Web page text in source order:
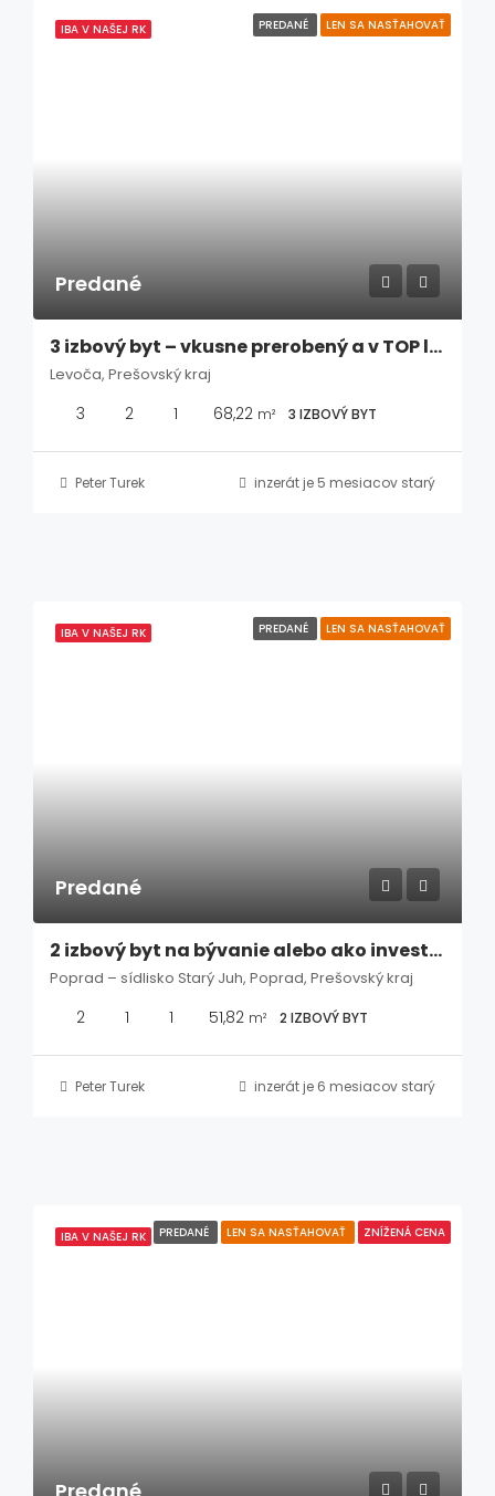
IBA V NAŠEJ RK PREDANÉ LEN SA NASŤAHOVAŤ
Predané
3 izbový byt – vkusne prerobený a v TOP lokalite blízko centra Levoče
Levoča, Prešovský kraj
3 2 1 68,22 m² 3 IZBOVÝ BYT
Peter Turek inzerát je 5 mesiacov starý
IBA V NAŠEJ RK PREDANÉ LEN SA NASŤAHOVAŤ
Predané
2 izbový byt na bývanie alebo ako investícia – Poprad / Starý Juh
Poprad – sídlisko Starý Juh, Poprad, Prešovský kraj
2 1 1 51,82 m² 2 IZBOVÝ BYT
Peter Turek inzerát je 6 mesiacov starý
IBA V NAŠEJ RK PREDANÉ LEN SA NASŤAHOVAŤ ZNÍŽENÁ CENA